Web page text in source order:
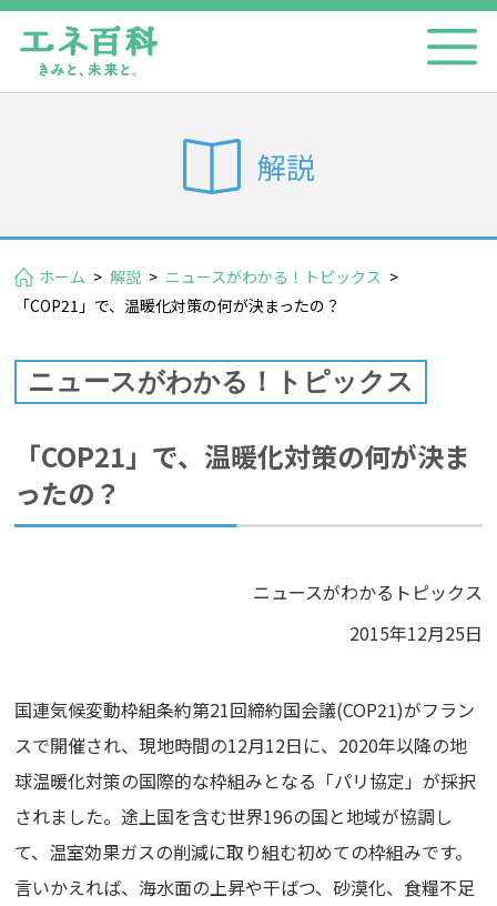
解説
ホーム > 解説 > ニュースがわかる！トピックス >
「COP21」で、温暖化対策の何が決まったの？
ニュースがわかる！トピックス
「COP21」で、温暖化対策の何が決ま
ったの？
ニュースがわかるトピックス
2015年12月25日
国連気候変動枠組条約第21回締約国会議(COP21)がフラン
スで開催され、現地時間の12月12日に、2020年以降の地
球温暖化対策の国際的な枠組みとなる「パリ協定」が採択
されました。途上国を含む世界196の国と地域が協調し
て、温室効果ガスの削減に取り組む初めての枠組みです。
言いかえれば、海水面の上昇や干ばつ、砂漠化、食糧不足